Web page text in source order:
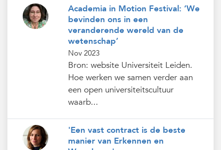
Academia in Motion Festival: ‘We
bevinden ons in een
veranderende wereld van de
wetenschap’
Nov 2023
Bron: website Universiteit Leiden.
Hoe werken we samen verder aan
een open universiteitscultuur
waarb...
'Een vast contract is de beste
manier van Erkennen en